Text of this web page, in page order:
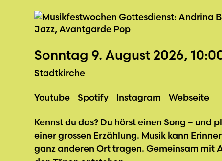
Jazz, Avantgarde Pop
Sonntag 9. August 2026,
Stadtkirche
Youtube Spotify Instagram Webseite
Kennst du das? Du hörst einen Song –
einer grossen Erzählung. Musik kann
ganz anderen Ort tragen. Gemeinsam mit